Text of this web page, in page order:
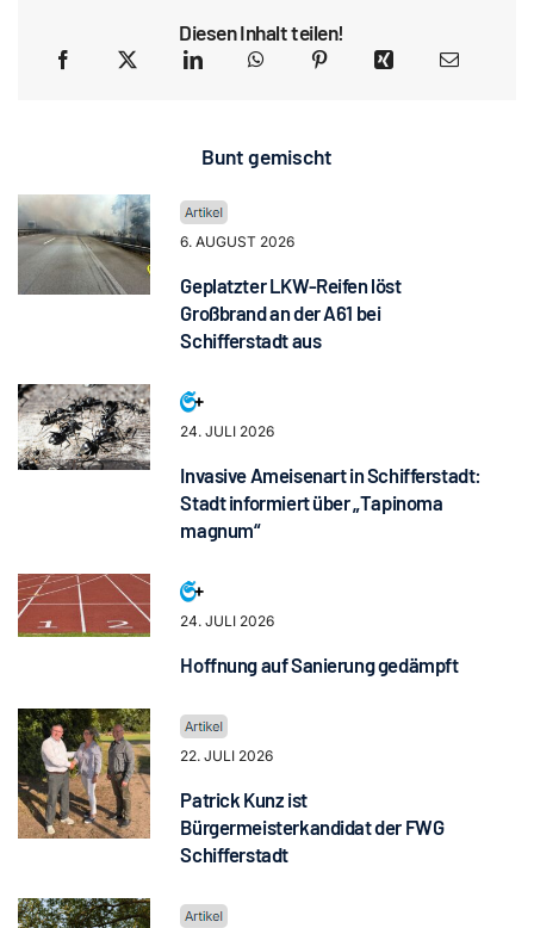
Diesen Inhalt teilen!
Bunt gemischt
6. AUGUST 2026
Geplatzter LKW-Reifen löst
Großbrand an der A61 bei
Schifferstadt aus
24. JULI 2026
Invasive Ameisenart in Schifferstadt:
Stadt informiert über „Tapinoma
magnum“
24. JULI 2026
Hoffnung auf Sanierung gedämpft
22. JULI 2026
Patrick Kunz ist
Bürgermeisterkandidat der FWG
Schifferstadt